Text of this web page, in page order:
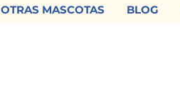
OTRAS MASCOTAS BLOG